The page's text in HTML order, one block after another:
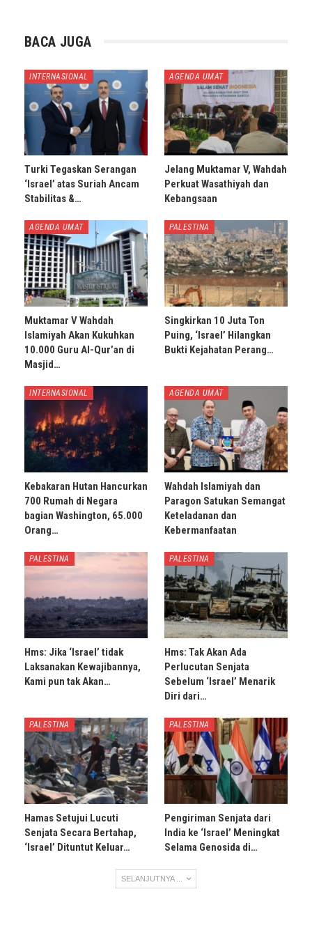
BACA JUGA
INTERNASIONAL
Turki Tegaskan Serangan
‘Israel’ atas Suriah Ancam
Stabilitas &…
AGENDA UMAT
Jelang Muktamar V, Wahdah
Perkuat Wasathiyah dan
Kebangsaan
AGENDA UMAT
Muktamar V Wahdah
Islamiyah Akan Kukuhkan
10.000 Guru Al-Qur’an di
Masjid…
PALESTINA
Singkirkan 10 Juta Ton
Puing, ‘Israel’ Hilangkan
Bukti Kejahatan Perang…
INTERNASIONAL
Kebakaran Hutan Hancurkan
700 Rumah di Negara
bagian Washington, 65.000
Orang…
AGENDA UMAT
Wahdah Islamiyah dan
Paragon Satukan Semangat
Keteladanan dan
Kebermanfaatan
PALESTINA
Hms: Jika ‘Israel’ tidak
Laksanakan Kewajibannya,
Kami pun tak Akan…
PALESTINA
Hms: Tak Akan Ada
Perlucutan Senjata
Sebelum ‘Israel’ Menarik
Diri dari…
PALESTINA
Hamas Setujui Lucuti
Senjata Secara Bertahap,
‘Israel’ Dituntut Keluar…
PALESTINA
Pengiriman Senjata dari
India ke ‘Israel’ Meningkat
Selama Genosida di…
SELANJUTNYA ...